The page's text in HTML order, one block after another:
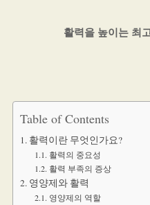
활력을 높이는 최
Table of Contents
활력이란 무엇인가요?
활력의 중요성
활력 부족의 증상
영양제와 활력
영양제의 역할